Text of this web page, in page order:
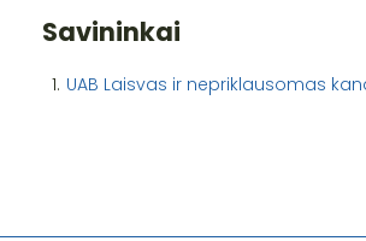
Savininkai
1. UAB Laisvas ir nepriklausomas